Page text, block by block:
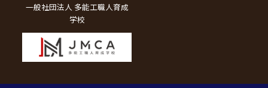
一般社団法人 多能工職人育成
学校